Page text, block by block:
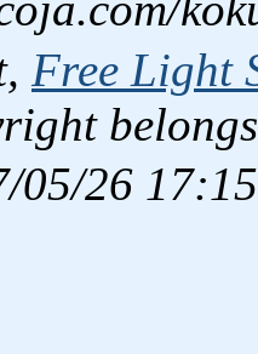
Free Light
05/26 17:15